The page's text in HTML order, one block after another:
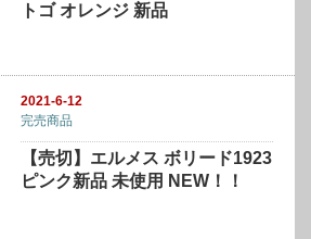
トゴ オレンジ 新品
2021-6-12
完売商品
【売切】エルメス ボリード1923
ピンク新品 未使用 NEW！！